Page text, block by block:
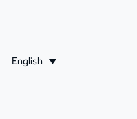
English